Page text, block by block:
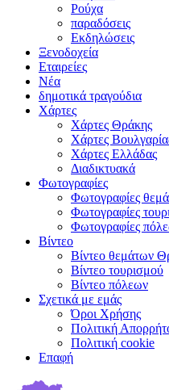
Ρούχα
παραδόσεις
Εκδηλώσεις
Ξενοδοχεία
Εταιρείες
Νέα
δημοτικά τραγούδια
Χάρτες
Χάρτες Θράκης
Χάρτες
Χάρτες Ελλάδας
Διαδικτυακά
Φωτογραφίες
Φωτογραφίες
Φωτογραφίες
Φωτογραφίες
Βίντεο
Βίντεο θεμάτων
Βίντεο τουρισμού
Βίντεο πόλεων
Σχετικά με εμάς
Όροι Χρήσης
Πολιτική
Πολιτική cookie
Επαφή